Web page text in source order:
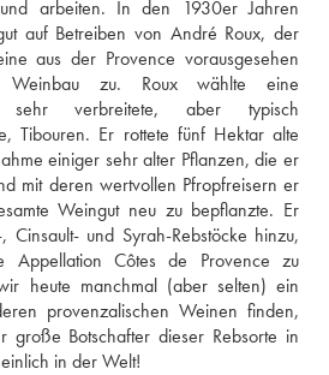
arbeiten. In den 1930er Jahren
auf Betreiben von André Roux, der
aus der Provence vorausgesehen
Weinbau zu. Roux wählte eine
sehr verbreitete, aber typisch
Tibouren. Er rottete fünf Hektar alte
einiger sehr alter Pflanzen, die er
mit deren wertvollen Pfropfreisern er
Weingut neu zu bepflanzte. Er
und Syrah-Rebstöcke hinzu,
Appellation Côtes de Provence zu
heute manchmal (aber selten) ein
provenzalischen Weinen finden,
große Botschafter dieser Rebsorte in
in der Welt!